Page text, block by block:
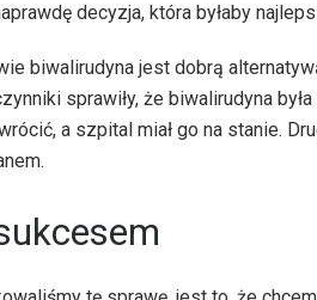
decyzja, która byłaby
biwalirudyna jest dobrą
sprawiły, że biwalirudyna
a szpital miał go na stanie.